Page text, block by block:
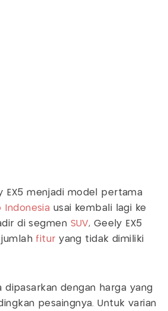
EX5 menjadi model pertama
Indonesia usai kembali lagi ke
di segmen SUV, Geely EX5
fitur yang tidak dimiliki
dipasarkan dengan harga yang
pesaingnya. Untuk varian